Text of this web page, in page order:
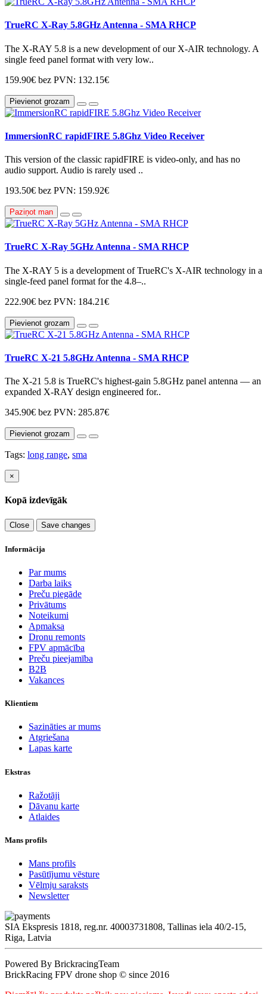
TrueRC X-Ray 5.8GHz Antenna - SMA RHCP
The X-RAY 5.8 is a new development of our X-AIR technology. A
single feed panel format with very low..
159.90€ bez PVN: 132.15€
Pievienot grozam
ImmersionRC rapidFIRE 5.8Ghz Video Receiver
This version of the classic rapidFIRE is video-only, and has no
audio support. Audio is rarely used ..
193.50€ bez PVN: 159.92€
Paziņot man
TrueRC X-Ray 5GHz Antenna - SMA RHCP
The X-RAY 5 is a development of TrueRC's X-AIR technology in a
single-feed panel format for the 4.8–..
222.90€ bez PVN: 184.21€
Pievienot grozam
TrueRC X-21 5.8GHz Antenna - SMA RHCP
The X-21 5.8 is TrueRC's highest-gain 5.8GHz panel antenna — an
expanded X-RAY design engineered for..
345.90€ bez PVN: 285.87€
Pievienot grozam
Tags: long range, sma
×
Kopā izdevīgāk
Close Save changes
Informācija
Par mums
Darba laiks
Preču piegāde
Privātums
Noteikumi
Apmaksa
Dronu remonts
FPV apmācība
Preču pieejamība
B2B
Vakances
Klientiem
Sazināties ar mums
Atgriešana
Lapas karte
Ekstras
Ražotāji
Dāvanu karte
Atlaides
Mans profils
Mans profils
Pasūtījumu vēsture
Vēlmju saraksts
Newsletter
SIA Ekspresis 1818, reg.nr. 40003731808, Tallinas iela 40/2-15,
Riga, Latvia
Powered By BrickracingTeam
BrickRacing FPV drone shop © since 2016